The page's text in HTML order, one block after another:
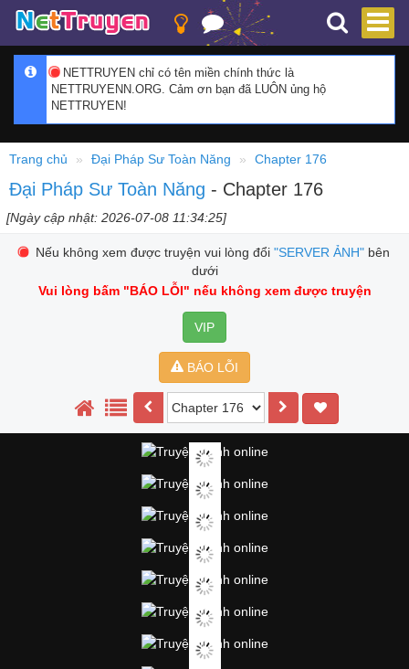
NETTRUYEN chỉ có tên miền chính thức là
NETTRUYENN.ORG. Cảm ơn bạn đã LUÔN ủng hộ
NETTRUYEN!
Trang chủ Đại Pháp Sư Toàn Năng Chapter 176
Đại Pháp Sư Toàn Năng - Chapter 176
[Ngày cập nhật: 2026-07-08 11:34:25]
Nếu không xem được truyện vui lòng đổi "SERVER ẢNH"bên
dưới
Vui lòng bấm "BÁO LỖI" nếu không xem được truyện
VIP
BÁO LỖI